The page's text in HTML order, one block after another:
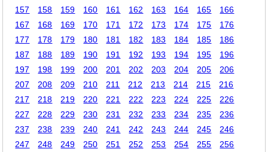
157
158 159 160 161 162 163 164 165
166
167
168 169 170 171 172 173 174 175
176
177
178 179 180 181 182 183 184 185
186
187
188 189 190 191 192 193 194 195
196
197
198 199 200 201 202 203 204 205
206
207
208 209 210 211 212 213 214 215
216
217
218 219 220 221 222 223 224 225
226
227
228 229 230 231 232 233 234 235
236
237
238 239 240 241 242 243 244 245
246
247
248 249 250 251 252 253 254 255 256